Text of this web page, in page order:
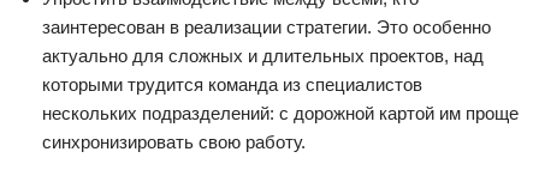
заинтересован в реализации стратегии. Это особенно
актуально для сложных и длительных проектов, над
которыми трудится команда из специалистов
нескольких подразделений: с дорожной картой им проще
синхронизировать свою работу.